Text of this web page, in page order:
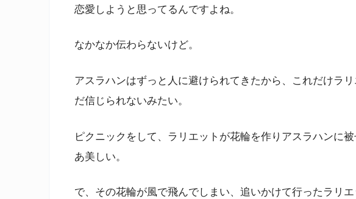
恋愛しようと思ってるんですよね。
なかなか伝わらないけど。
アスラハンはずっと人に避けられてきたから、これだけラ
だ信じられないみたい。
ピクニックをして、ラリエットが花輪を作りアスラハンに
あ美しい。
で、その花輪が風で飛んでしまい、追いかけて行ったラリ